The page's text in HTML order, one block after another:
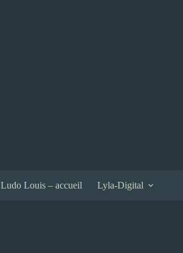
Ludo Louis – accueil Lyla-Digital